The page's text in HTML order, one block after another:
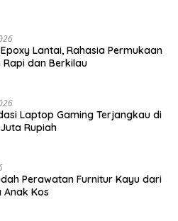
Lantai, Rahasia Permukaan
Rapi dan Berkilau
Laptop Gaming Terjangkau di
Rupiah
Perawatan Furnitur Kayu dari
Anak Kos